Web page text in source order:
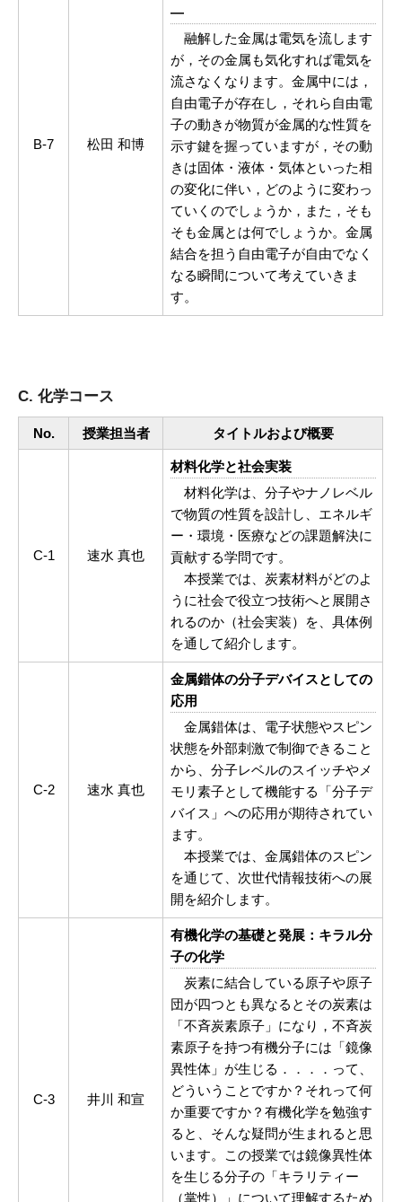
B-7 松田 和博
―
融解した金属は電気を流します
が，その金属も気化すれば電気を
流さなくなります。金属中には，
自由電子が存在し，それら自由電
子の動きが物質が金属的な性質を
示す鍵を握っていますが，その動
きは固体・液体・気体といった相
の変化に伴い，どのように変わっ
ていくのでしょうか，また，そも
そも金属とは何でしょうか。金属
結合を担う自由電子が自由でなく
なる瞬間について考えていきま
す。
C. 化学コース
No. 授業担当者 タイトルおよび概要
C-1 速水 真也
材料化学と社会実装
材料化学は、分子やナノレベル
で物質の性質を設計し、エネルギ
ー・環境・医療などの課題解決に
貢献する学問です。
本授業では、炭素材料がどのよ
うに社会で役立つ技術へと展開さ
れるのか（社会実装）を、具体例
を通して紹介します。
C-2 速水 真也
金属錯体の分子デバイスとしての
応用
金属錯体は、電子状態やスピン
状態を外部刺激で制御できること
から、分子レベルのスイッチやメ
モリ素子として機能する「分子デ
バイス」への応用が期待されてい
ます。
本授業では、金属錯体のスピン
を通じて、次世代情報技術への展
開を紹介します。
C-3 井川 和宣
有機化学の基礎と発展：キラル分
子の化学
炭素に結合している原子や原子
団が四つとも異なるとその炭素は
「不斉炭素原子」になり，不斉炭
素原子を持つ有機分子には「鏡像
異性体」が生じる．．．．って、
どういうことですか？それって何
か重要ですか？有機化学を勉強す
ると、そんな疑問が生まれると思
います。この授業では鏡像異性体
を生じる分子の「キラリティー
（掌性）」について理解するため